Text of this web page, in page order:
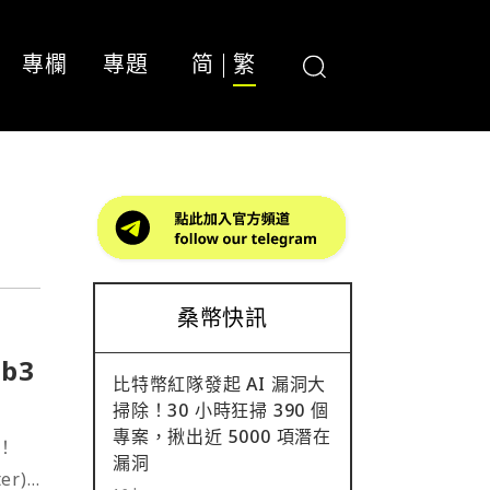
專欄 專題 简 繁
桑幣快訊
比特幣紅隊發起 AI 漏洞大
掃除！30 小時狂掃 390 個
專案，揪出近 5000 項潛在
漏洞